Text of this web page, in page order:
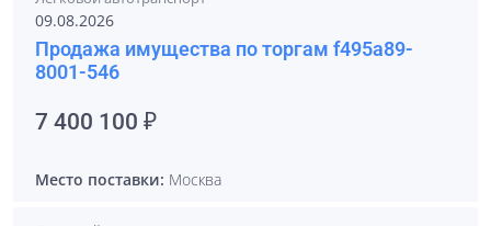
09.08.2026
Продажа имущества по торгам f495a89-
8001-546
7 400 100 ₽
Место поставки: Москва